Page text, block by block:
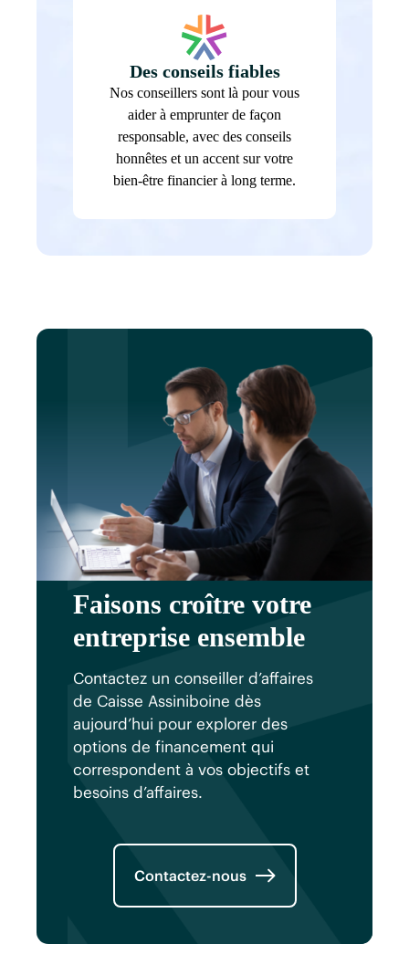
Des conseils fiables
Nos conseillers sont là pour vous
aider à emprunter de façon
responsable, avec des conseils
honnêtes et un accent sur votre
bien-être financier à long terme.
Faisons croître votre
entreprise ensemble
Contactez un conseiller d’affaires
de Caisse Assiniboine dès
aujourd’hui pour explorer des
options de financement qui
correspondent à vos objectifs et
besoins d’affaires.
Contactez-nous